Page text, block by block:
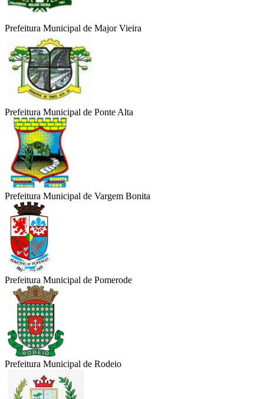
Prefeitura Municipal de Major Vieira
Prefeitura Municipal de Ponte Alta
Prefeitura Municipal de Vargem Bonita
Prefeitura Municipal de Pomerode
Prefeitura Municipal de Rodeio